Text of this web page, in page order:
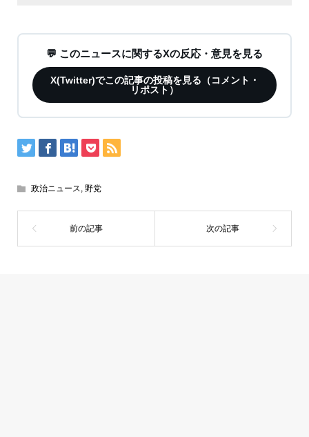
💬 このニュースに関するXの反応・意見を見る
X(Twitter)でこの記事の投稿を見る（コメント・
リポスト）
政治ニュース, 野党